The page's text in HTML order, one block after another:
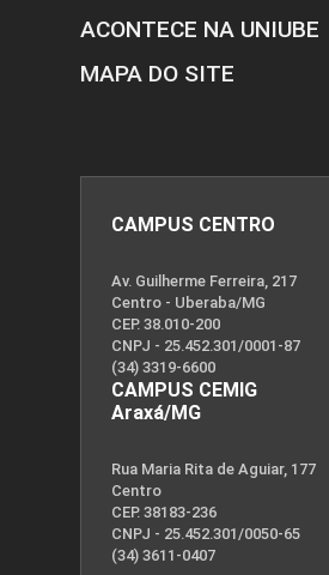
Publicações
ACONTECE NA UNIUBE
MAPA DO SITE
CAMPUS CENTRO
Av. Guilherme Ferreira, 217
Centro - Uberaba/MG
CEP. 38.010-200
CNPJ - 25.452.301/0001-87
(34) 3319-6600
CAMPUS CEMIG
Araxá/MG
Rua Maria Rita de Aguiar, 177
Centro
CEP. 38183-236
CNPJ - 25.452.301/0050-65
(34) 3611-0407